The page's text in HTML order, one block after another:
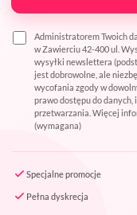
Administratorem Twoich
w Zawierciu 42-400 ul.
wysyłki newslettera
jest dobrowolne, ale
wycofania zgody w
prawo dostępu do danych,
przetwarzania. Więcej
(wymagana)
Specjalne promocje
Pełna dyskrecja